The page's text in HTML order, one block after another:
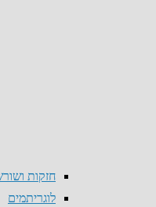
חזקות
לוגריתמים